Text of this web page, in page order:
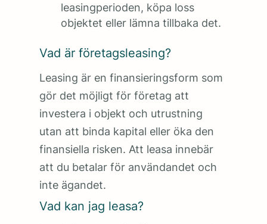
leasingperioden, köpa loss
objektet eller lämna tillbaka det.
Vad är företagsleasing?
Leasing är en finansieringsform som
gör det möjligt för företag att
investera i objekt och utrustning
utan att binda kapital eller öka den
finansiella risken. Att leasa innebär
att du betalar för användandet och
inte ägandet.
Vad kan jag leasa?